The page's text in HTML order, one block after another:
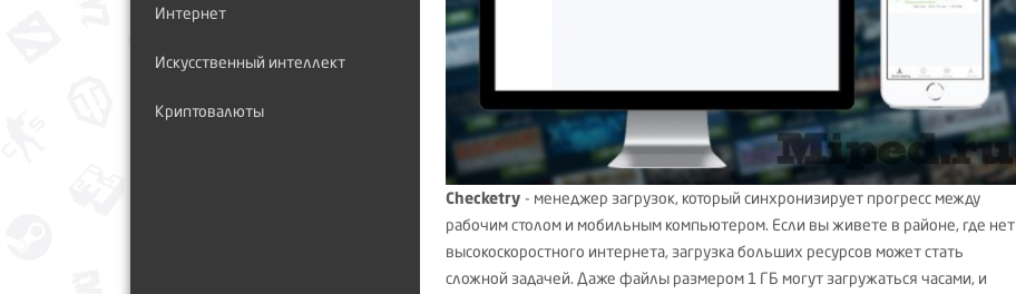
Интернет
Искусственный интеллект
Криптовалюты
Checketry - менеджер загрузок, который синхронизирует прогресс между
рабочим столом и мобильным компьютером. Если вы живете в районе, где нет
высокоскоростного интернета, загрузка больших ресурсов может стать
сложной задачей. Даже файлы размером 1 ГБ могут загружаться часами, и